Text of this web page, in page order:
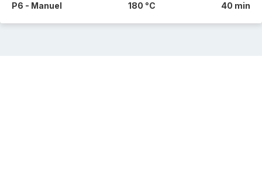
P6 - Manuel 180 °C 40 min